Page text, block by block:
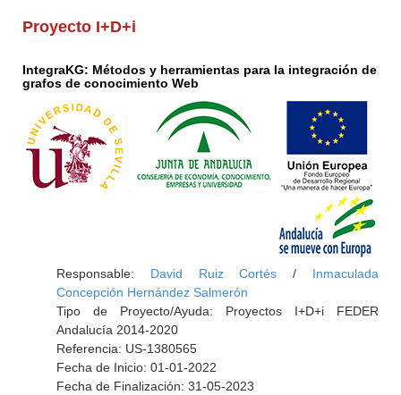
Proyecto I+D+i
IntegraKG: Métodos y herramientas para la integración de
grafos de conocimiento Web
Responsable: David Ruiz Cortés / Inmaculada
Concepción Hernández Salmerón
Tipo de Proyecto/Ayuda: Proyectos I+D+i FEDER
Andalucía 2014-2020
Referencia: US-1380565
Fecha de Inicio: 01-01-2022
Fecha de Finalización: 31-05-2023